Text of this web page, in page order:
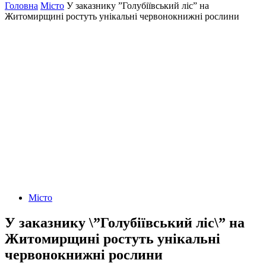
Головна Місто У заказнику ”Голубіївський ліс” на
Житомирщині ростуть унікальні червонокнижні рослини
Місто
У заказнику \”Голубіївський ліс\” на
Житомирщині ростуть унікальні
червонокнижні рослини